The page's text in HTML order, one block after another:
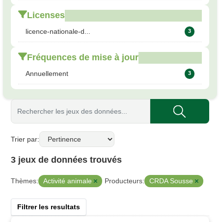
Licenses
licence-nationale-d... 3
Fréquences de mise à jour
Annuellement 3
Trier par
3 jeux de données trouvés
Thèmes: Activité animale Producteurs: CRDA Sousse
Filtrer les resultats